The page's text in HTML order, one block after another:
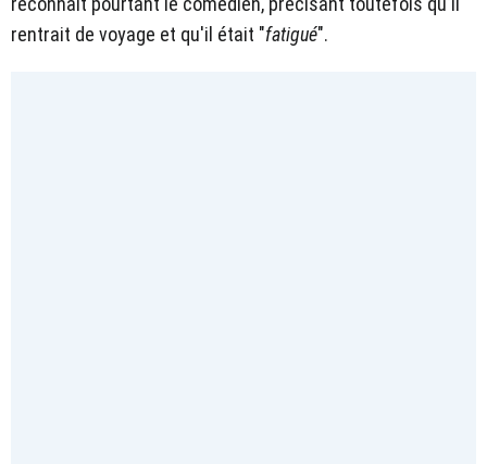
rentrait de voyage et qu'il était "fatigué".